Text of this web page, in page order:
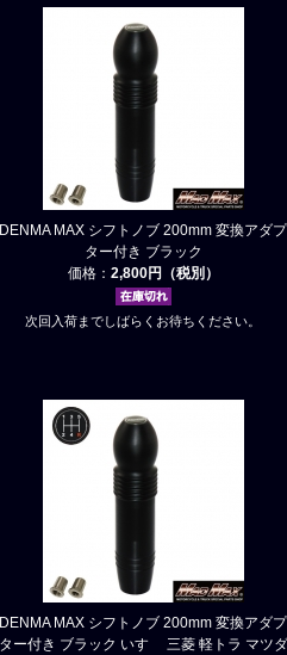
DENMA MAX シフトノブ 200mm 変換アダプ
ター付き ブラック
価格： 2,800円（税別）
次回入荷までしばらくお待ちください。
DENMA MAX シフトノブ 200mm 変換アダプ
ター付き ブラック いすゞ 三菱 軽トラ マツダ